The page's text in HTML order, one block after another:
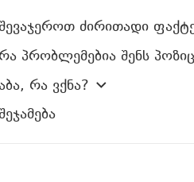
შევაჯეროთ ძირითადი
რა პრობლემებია შენს
აბა, რა ვქნა?
შეჯამება